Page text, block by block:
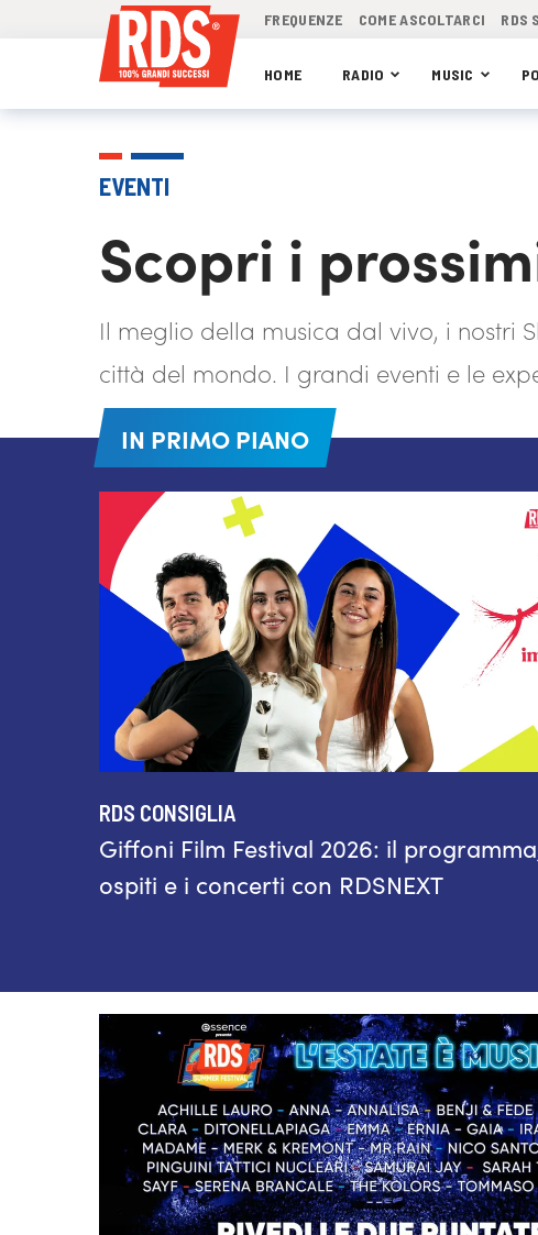
FREQUENZE COME ASCOLTARCI RDS
HOME RADIO MUSIC
EVENTI
Scopri i
Il meglio della musica dal vivo, i nostri
città del mondo. I grandi eventi e le
IN PRIMO PIANO
RDS CONSIGLIA
Giffoni Film Festival 2026: il
ospiti e i concerti con RDSNEXT